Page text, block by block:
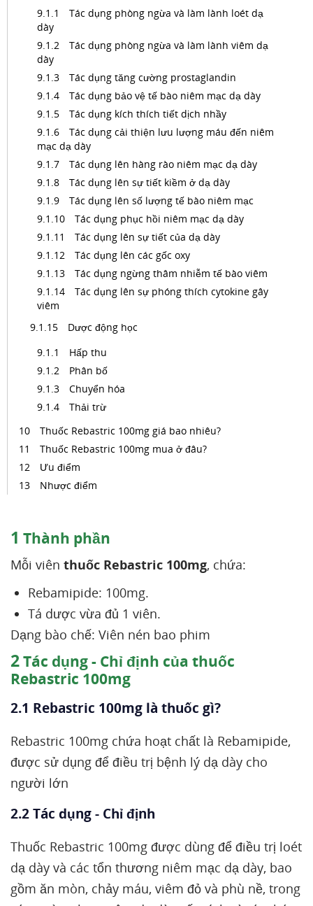
Tác dụng phòng ngừa và làm lành loét dạ
dày
Tác dụng phòng ngừa và làm lành viêm dạ
dày
Tác dụng tăng cường prostaglandin
Tác dụng bảo vệ tế bào niêm mạc dạ dày
Tác dụng kích thích tiết dịch nhầy
Tác dụng cải thiện lưu lượng máu đến niêm
mạc dạ dày
Tác dụng lên hàng rào niêm mạc dạ dày
Tác dụng lên sự tiết kiềm ở dạ dày
Tác dụng lên số lượng tế bào niêm mạc
Tác dụng phục hồi niêm mạc dạ dày
Tác dụng lên sự tiết của dạ dày
Tác dụng lên các gốc oxy
Tác dụng ngừng thâm nhiễm tế bào viêm
Tác dụng lên sự phóng thích cytokine gây
viêm
Dược động học
Hấp thu
Phân bố
Chuyển hóa
Thải trừ
Thuốc Rebastric 100mg giá bao nhiêu?
Thuốc Rebastric 100mg mua ở đâu?
Ưu điểm
Nhược điểm
1 Thành phần
Mỗi viên thuốc Rebastric 100mg, chứa:
Rebamipide: 100mg.
Tá dược vừa đủ 1 viên.
Dạng bào chế: Viên nén bao phim
2Tác dụng - Chỉ định của thuốc
Rebastric 100mg
2.1 Rebastric 100mg là thuốc gì?
Rebastric 100mg chứa hoạt chất là Rebamipide,
được sử dụng để điều trị bệnh lý dạ dày cho
người lớn
2.2 Tác dụng - Chỉ định
Thuốc Rebastric 100mg được dùng để điều trị loét
dạ dày và các tổn thương niêm mạc dạ dày, bao
gồm ăn mòn, chảy máu, viêm đỏ và phù nề, trong